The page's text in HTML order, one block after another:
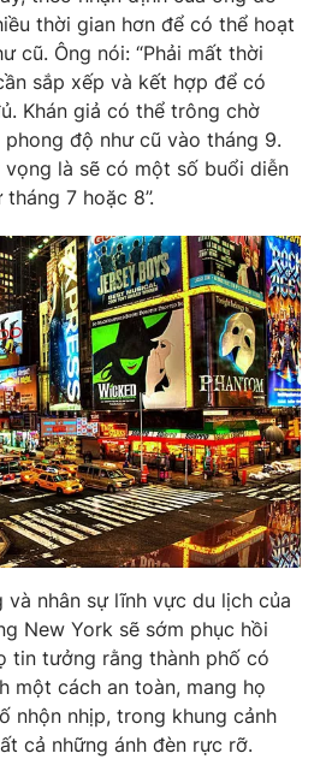
thời gian hơn để có thể hoạt
cũ. Ông nói: “Phải mất thời
sắp xếp và kết hợp để có
Khán giả có thể trông chờ
độ như cũ vào tháng 9.
là sẽ có một số buổi diễn
7 hoặc 8”.
và nhân sự lĩnh vực du lịch của
New York sẽ sớm phục hồi
tin tưởng rằng thành phố có
một cách an toàn, mang họ
nhộn nhịp, trong khung cảnh
cả những ánh đèn rực rỡ.